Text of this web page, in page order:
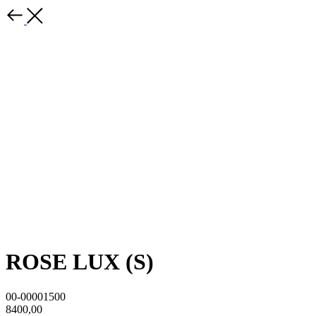
ROSE LUX (S)
00-00001500
8400,00